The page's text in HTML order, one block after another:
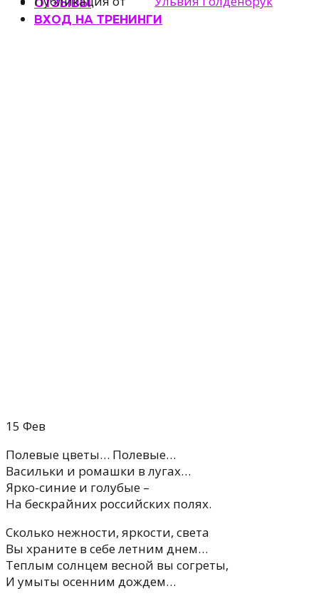
ОТЗЫВЫ
ВХОД НА ТРЕНИНГИ
15 Фев
Полевые цветы… Полевые…
Васильки и ромашки в лугах…
Ярко-синие и голубые –
На бескрайних российских полях.
Сколько нежности, яркости, света
Вы храните в себе летним днем…
Теплым солнцем весной вы согреты,
И умыты осенним дождем…